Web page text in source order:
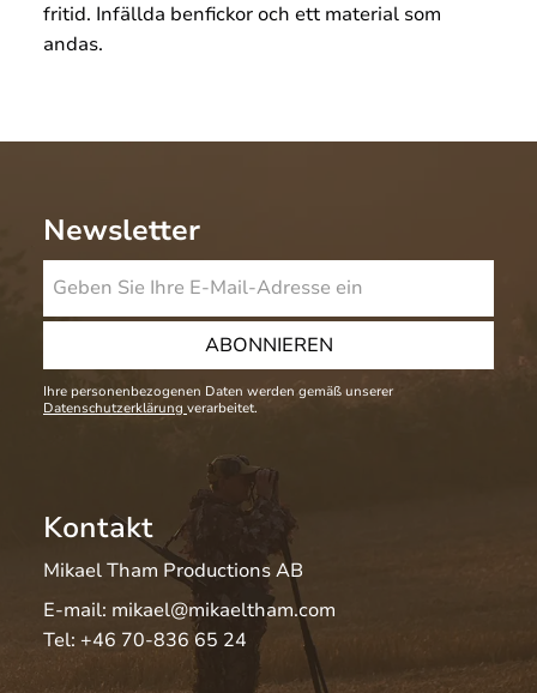
fritid. Infällda benfickor och ett material som
andas.
Newsletter
ABONNIEREN
Ihre personenbezogenen Daten werden gemäß unserer
Datenschutzerklärung verarbeitet.
Kontakt
Mikael Tham Productions AB
E-mail: mikael@mikaeltham.com
Tel: +46 70-836 65 24